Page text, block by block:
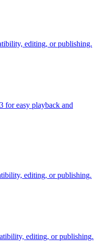
editing, or publishing.
for easy playback and
editing, or publishing.
editing, or publishing.